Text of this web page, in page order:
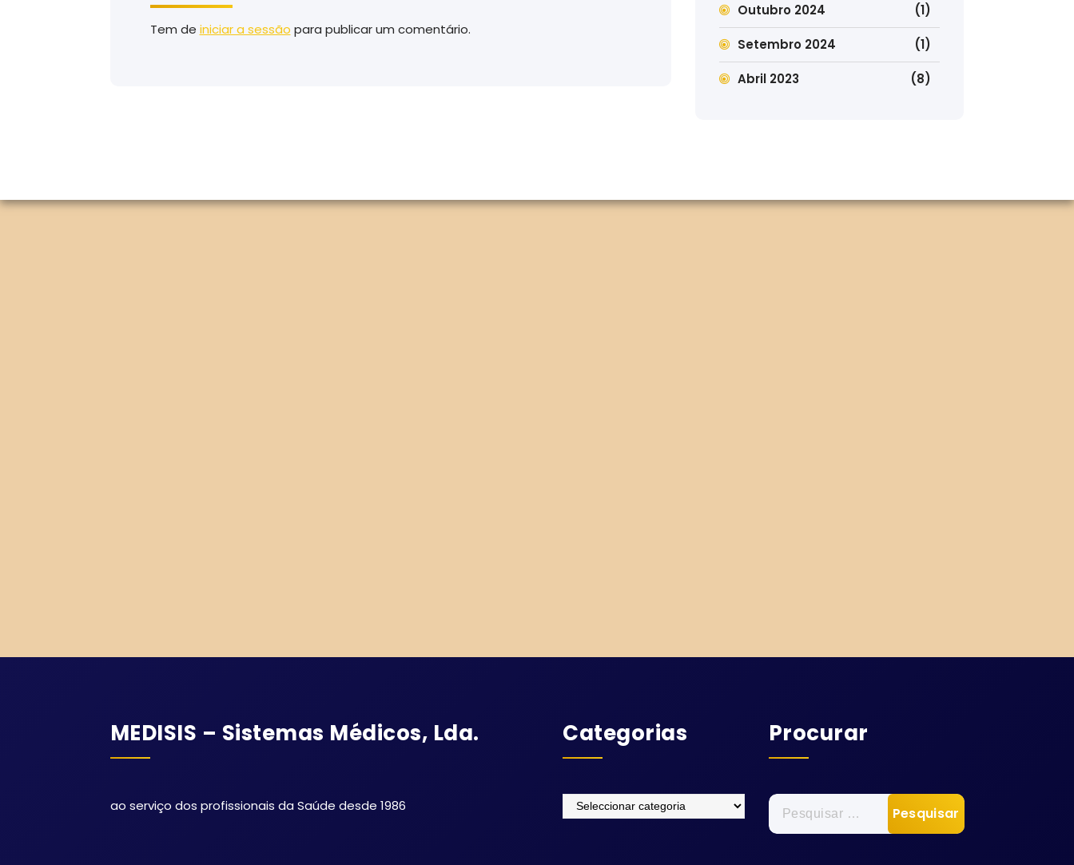
Tem de iniciar a sessão para publicar um comentário.
Outubro 2024 (1)
Setembro 2024 (1)
Abril 2023 (8)
MEDISIS – Sistemas Médicos, Lda.
ao serviço dos profissionais da Saúde desde 1986
Categorias
Categorias
Procurar
Pesquisar
por: